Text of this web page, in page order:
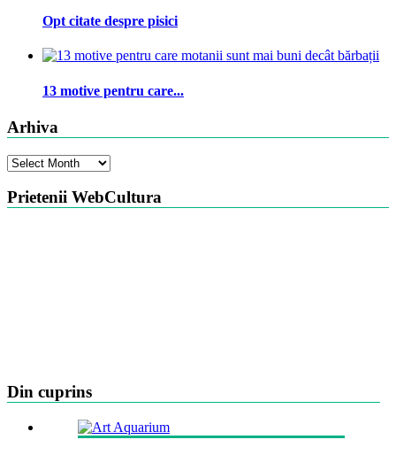
Opt citate despre pisici
13 motive pentru care...
Arhiva
Arhiva
Prietenii WebCultura
Din cuprins